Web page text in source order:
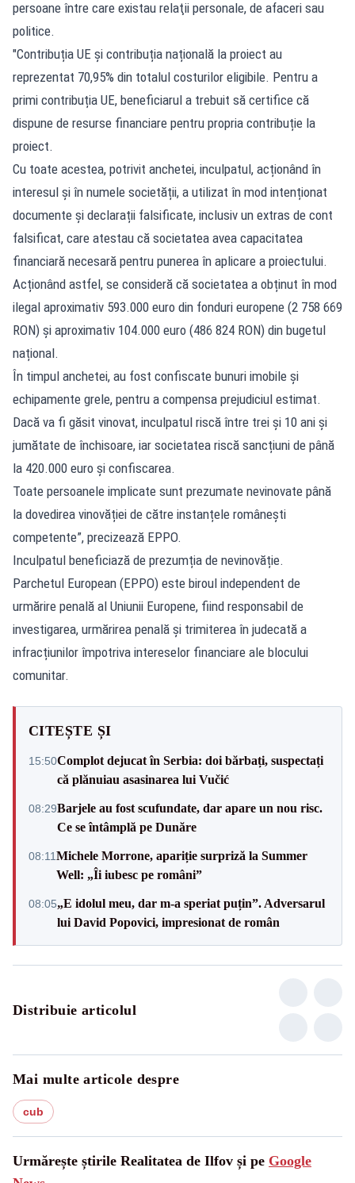
persoane între care existau relaţii personale, de afaceri sau
politice.
"Contribuția UE și contribuția națională la proiect au
reprezentat 70,95% din totalul costurilor eligibile. Pentru a
primi contribuția UE, beneficiarul a trebuit să certifice că
dispune de resurse financiare pentru propria contribuție la
proiect.
Cu toate acestea, potrivit anchetei, inculpatul, acționând în
interesul și în numele societății, a utilizat în mod intenționat
documente și declarații falsificate, inclusiv un extras de cont
falsificat, care atestau că societatea avea capacitatea
financiară necesară pentru punerea în aplicare a proiectului.
Acționând astfel, se consideră că societatea a obținut în mod
ilegal aproximativ 593.000 euro din fonduri europene (2 758 669
RON) și aproximativ 104.000 euro (486 824 RON) din bugetul
național.
În timpul anchetei, au fost confiscate bunuri imobile și
echipamente grele, pentru a compensa prejudiciul estimat.
Dacă va fi găsit vinovat, inculpatul riscă între trei și 10 ani și
jumătate de închisoare, iar societatea riscă sancțiuni de până
la 420.000 euro și confiscarea.
Toate persoanele implicate sunt prezumate nevinovate până
la dovedirea vinovăției de către instanțele românești
competente”, precizează EPPO.
Inculpatul beneficiază de prezumția de nevinovăție.
Parchetul European (EPPO) este biroul independent de
urmărire penală al Uniunii Europene, fiind responsabil de
investigarea, urmărirea penală și trimiterea în judecată a
infracțiunilor împotriva intereselor financiare ale blocului
comunitar.
CITEȘTE ȘI
15:50Complot dejucat în Serbia: doi bărbați, suspectați
că plănuiau asasinarea lui Vučić
08:29Barjele au fost scufundate, dar apare un nou risc.
Ce se întâmplă pe Dunăre
08:11Michele Morrone, apariție surpriză la Summer
Well: „Îi iubesc pe români”
08:05„E idolul meu, dar m-a speriat puțin”. Adversarul
lui David Popovici, impresionat de român
Distribuie articolul
Mai multe articole despre
cub
Urmărește știrile Realitatea de Ilfov și pe Google